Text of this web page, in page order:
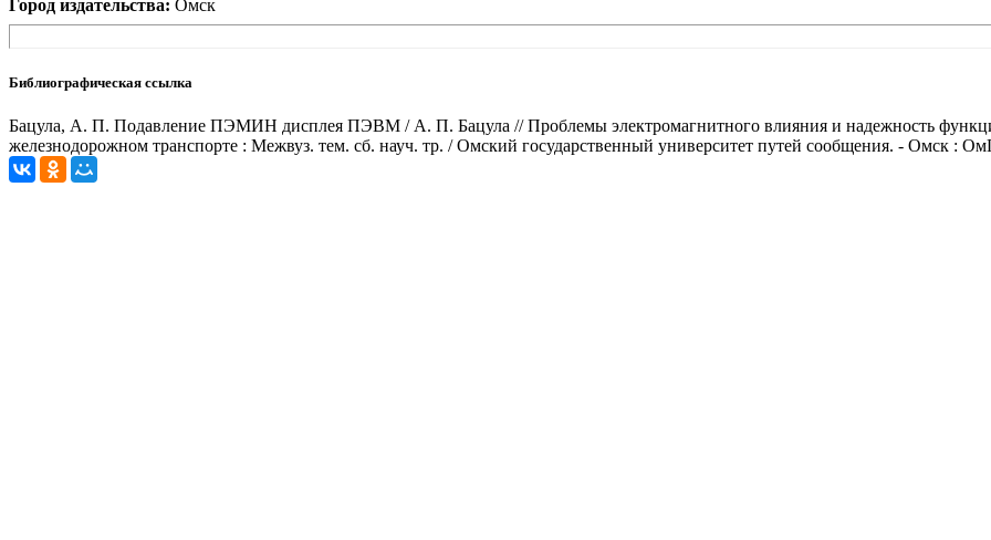
Город издательства: Омск
Библиографическая ссылка
Бацула, А. П. Подавление ПЭМИН дисплея ПЭВМ / А. П. Бацула // Проблемы электромагнитного влияния и надежность
железнодорожном транспорте : Межвуз. тем. сб. науч. тр. / Омский государственный университет путей сообщения. - Омск :